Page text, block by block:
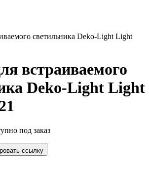
светильника Deko-Light Light
встраиваемого
Deko-Light Light
под заказ
ссылку